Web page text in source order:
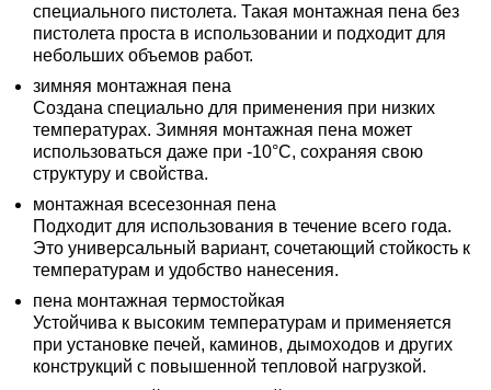
специального пистолета. Такая монтажная пена без
пистолета проста в использовании и подходит для
небольших объемов работ.
зимняя монтажная пена
Создана специально для применения при низких
температурах. Зимняя монтажная пена может
использоваться даже при -10°C, сохраняя свою
структуру и свойства.
монтажная всесезонная пена
Подходит для использования в течение всего года.
Это универсальный вариант, сочетающий стойкость к
температурам и удобство нанесения.
пена монтажная термостойкая
Устойчива к высоким температурам и применяется
при установке печей, каминов, дымоходов и других
конструкций с повышенной тепловой нагрузкой.